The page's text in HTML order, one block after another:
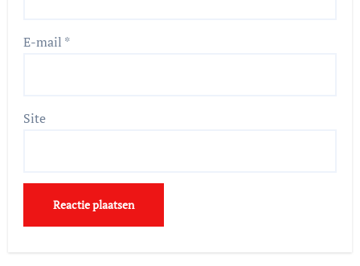
E-mail *
Site